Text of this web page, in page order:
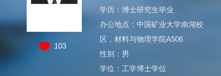
103
学历：博士研究生毕业
办公地点：中国矿业大学南湖校
区，材料与物理学院A506
性别：男
学位：工学博士学位